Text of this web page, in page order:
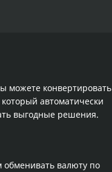
можете конвертировать
автоматически
выгодные решения.
обменивать валюту по